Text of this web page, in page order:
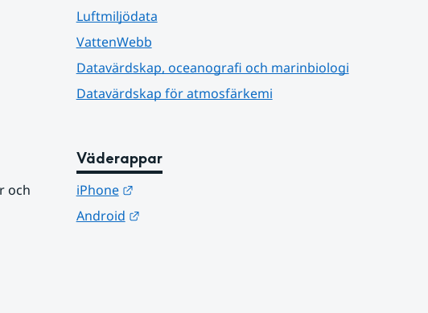
Luftmiljödata
VattenWebb
Datavärdskap, oceanografi och marinbiologi
Datavärdskap för atmosfärkemi
och
Väderappar
iPhone
Länk till annan webbplats.
Android
Länk till annan webbplats.